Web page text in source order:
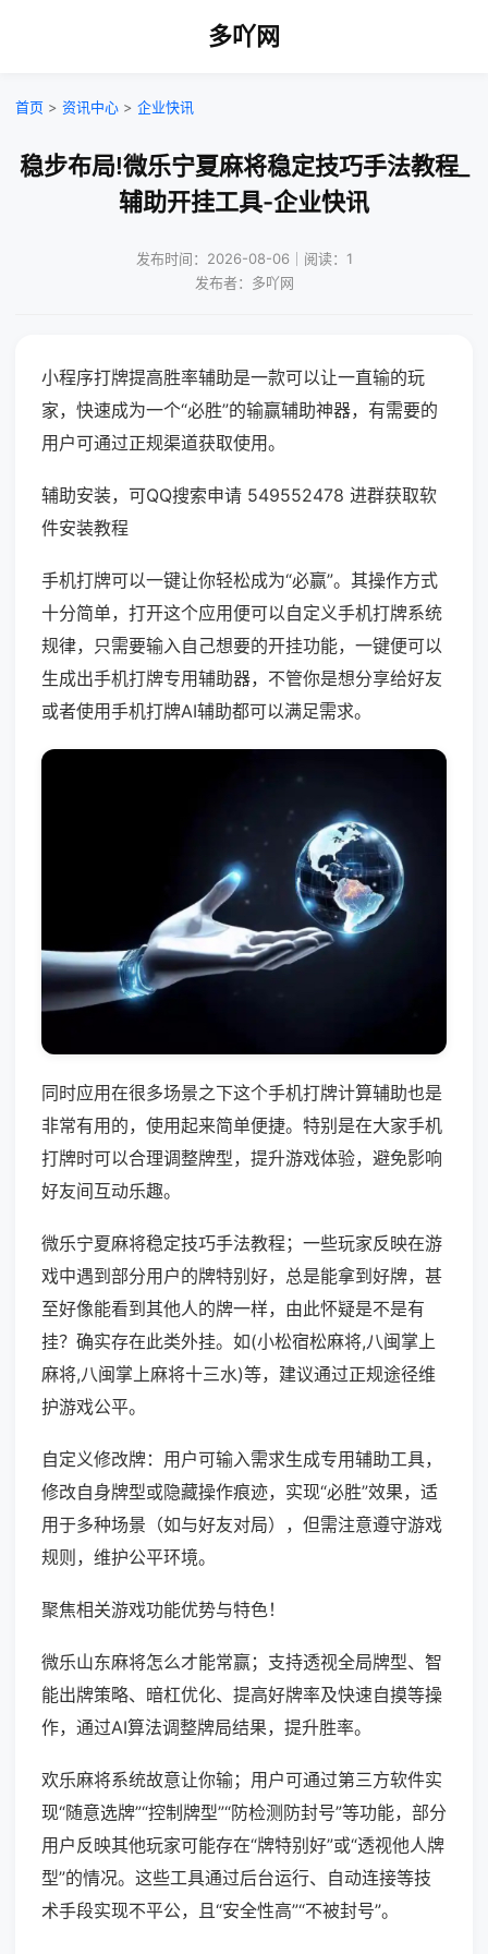
多吖网
首页 > 资讯中心 > 企业快讯
稳步布局!微乐宁夏麻将稳定技巧手法教程_
辅助开挂工具-企业快讯
发布时间：2026-08-06｜阅读：1
发布者：多吖网
小程序打牌提高胜率辅助是一款可以让一直输的玩
家，快速成为一个“必胜”的输赢辅助神器，有需要的
用户可通过正规渠道获取使用。
辅助安装，可QQ搜索申请 549552478 进群获取软
件安装教程
手机打牌可以一键让你轻松成为“必赢”。其操作方式
十分简单，打开这个应用便可以自定义手机打牌系统
规律，只需要输入自己想要的开挂功能，一键便可以
生成出手机打牌专用辅助器，不管你是想分享给好友
或者使用手机打牌AI辅助都可以满足需求。
同时应用在很多场景之下这个手机打牌计算辅助也是
非常有用的，使用起来简单便捷。特别是在大家手机
打牌时可以合理调整牌型，提升游戏体验，避免影响
好友间互动乐趣。
微乐宁夏麻将稳定技巧手法教程；一些玩家反映在游
戏中遇到部分用户的牌特别好，总是能拿到好牌，甚
至好像能看到其他人的牌一样，由此怀疑是不是有
挂？确实存在此类外挂。如(小松宿松麻将,八闽掌上
麻将,八闽掌上麻将十三水)等，建议通过正规途径维
护游戏公平。
自定义修改牌：用户可输入需求生成专用辅助工具，
修改自身牌型或隐藏操作痕迹，实现“必胜”效果，适
用于多种场景（如与好友对局），但需注意遵守游戏
规则，维护公平环境。
聚焦相关游戏功能优势与特色！
微乐山东麻将怎么才能常赢；支持透视全局牌型、智
能出牌策略、暗杠优化、提高好牌率及快速自摸等操
作，通过AI算法调整牌局结果，提升胜率。
欢乐麻将系统故意让你输；用户可通过第三方软件实
现“随意选牌”“控制牌型”“防检测防封号”等功能，部分
用户反映其他玩家可能存在“牌特别好”或“透视他人牌
型”的情况。这些工具通过后台运行、自动连接等技
术手段实现不平公，且“安全性高”“不被封号”。